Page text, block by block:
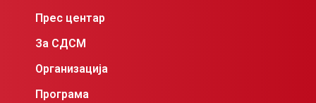
Прес центар
За СДСМ
Организација
Програма